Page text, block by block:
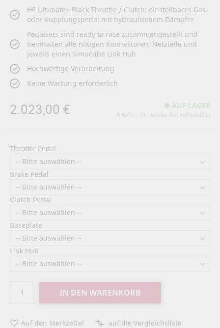
HE Ultimate+ Black Throttle / Clutch: einstellbares Gas-
oder Kupplungspedal mit hydraulischem Dämpfer
Pedalsets sind ready to race zusammengestellt und
beinhalten alle nötigen Konnektoren, Netzteile und
jeweils einen Simucube Link Hub
Hochwertige Verarbeitung
Keine Wartung erforderlich
2.023,00 € AUF LAGER
Art.-Nr. Simucube-ActivePedalSet
Throttle Pedal
Brake Pedal
Clutch Pedal
Baseplate
Link Hub
IN DEN WARENKORB
Auf den Merkzettel auf die Vergleichsliste